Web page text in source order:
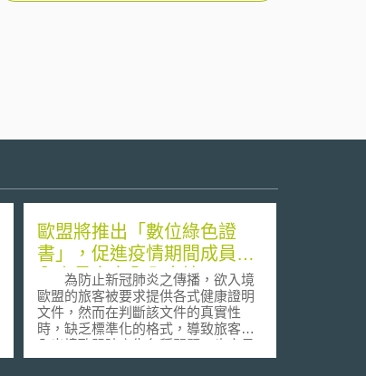
歐盟將推出「數位綠色證
書」，促進疫情期間成員國
內人員之安全入出境
為防止新冠肺炎之傳播，欲入境
歐盟的旅客被要求提供各式健康證明
文件，然而在判斷該文件的真實性
時，缺乏標準化的格式，導致旅客在
入出境歐盟時產生各種問題，也容易
產生欺詐或偽造文件的風險。為解決